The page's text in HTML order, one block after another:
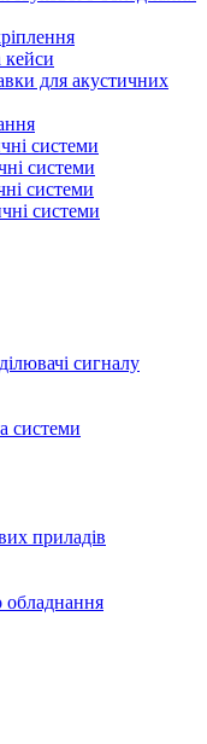
кейси
для акустичних
системи
системи
системи
системи
сигналу
системи
приладів
обладнання